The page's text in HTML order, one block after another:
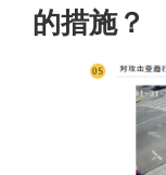
的措施？